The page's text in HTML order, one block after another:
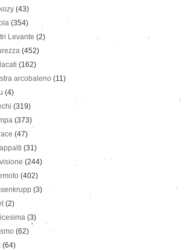
(43)
(354)
Levante (2)
(452)
(162)
arcobaleno (11)
(4)
(319)
(373)
(47)
(31)
(244)
(402)
(3)
(2)
(3)
(62)
(64)